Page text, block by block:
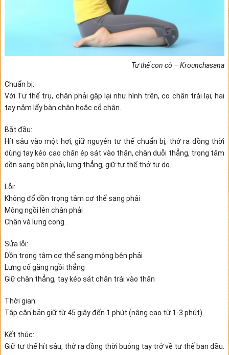
Tư thế con cò – Krounchasana
Chuẩn bị:
Với Tư thế trụ, chân phải gập lại như hình trên, co chân trái lại, hai
tay nắm lấy bàn chân hoặc cổ chân.
Bắt đầu:
Hít sâu vào một hơi, giữ nguyên tư thế chuẩn bị, thở ra đồng thời
dùng tay kéo cao chân ép sát vào thân, chân duỗi thẳng, trọng tâm
dồn sang bên phải, lưng thẳng, giữ tư thế thở tự do.
Lỗi:
Không đổ dồn trọng tâm cơ thể sang phải
Mông ngồi lên chân phải
Chân và lưng cong.
Sửa lỗi:
Dồn trọng tâm cơ thể sang mông bên phải
Lưng cố gắng ngồi thẳng
Giữ chân thẳng, tay kéo sát chân trái vào thân
Thời gian:
Tập căn bản giữ từ 45 giây đến 1 phút (nâng cao từ 1-3 phút).
Kết thúc:
Giữ tư thế hít sâu, thở ra đồng thời buông tay trở về tư thế ban đầu.